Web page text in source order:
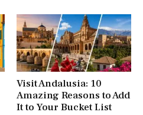
Visit Andalusia: 10
Amazing Reasons to Add
It to Your Bucket List